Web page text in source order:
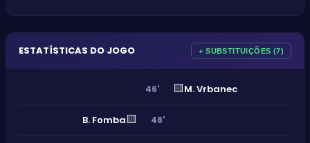
ESTATÍSTICAS DO JOGO + SUBSTITUIÇÕES (7)
46' 🟨M. Vrbanec
B. Fomba🟨 48'